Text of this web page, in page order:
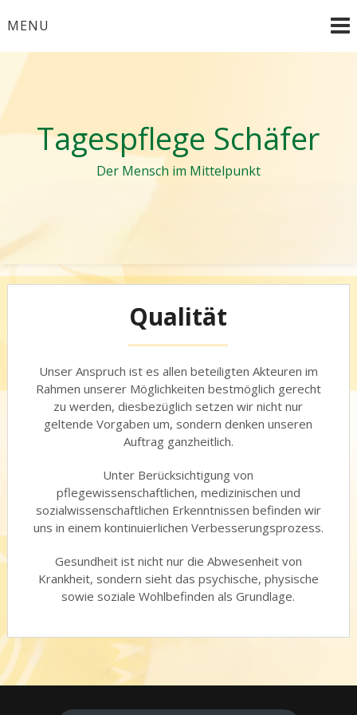
toMENU
Tagespflege Schäfer
Der Mensch im Mittelpunkt
Qualität
Unser Anspruch ist es allen beteiligten Akteuren im
Rahmen unserer Möglichkeiten bestmöglich gerecht
zu werden, diesbezüglich setzen wir nicht nur
geltende Vorgaben um, sondern denken unseren
Auftrag ganzheitlich.
Unter Berücksichtigung von
pflegewissenschaftlichen, medizinischen und
sozialwissenschaftlichen Erkenntnissen befinden wir
uns in einem kontinuierlichen Verbesserungsprozess.
Gesundheit ist nicht nur die Abwesenheit von
Krankheit, sondern sieht das psychische, physische
sowie soziale Wohlbefinden als Grundlage.